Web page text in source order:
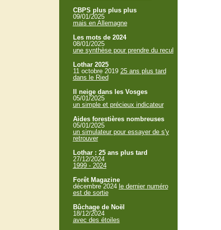
CBPS plus plus plus
09/01/2025
mais en Allemagne
Les mots de 2024
08/01/2025
une synthèse pour prendre du recul
Lothar 2025
11 octobre 2019 25 ans plus tard
dans le Ried
Il neige dans les Vosges
05/01/2025
un simple et précieux indicateur
Aides forestières nombreuses
05/01/2025
un simulateur pour essayer de s'y
retrouver
Lothar : 25 ans plus tard
27/12/2024
1999 - 2024
Forêt Magazine
décembre 2024 le dernier numéro
est de sortie
Bûchage de Noël
18/12/2024
avec des étoiles